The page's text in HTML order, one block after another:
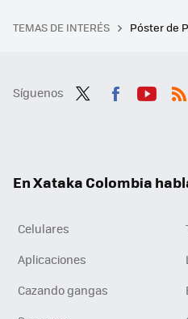
TEMAS DE INTERÉS Póster de
Síguenos
En Xataka Colombia
Celulares
Aplicaciones
Cazando gangas